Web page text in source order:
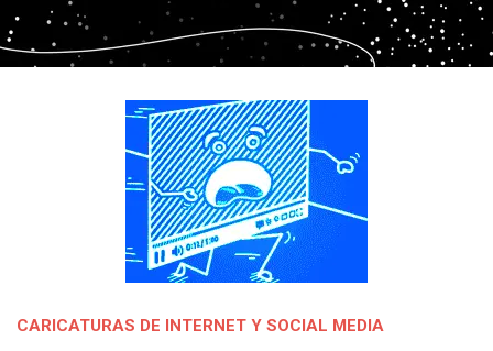
CARICATURAS DE INTERNET Y SOCIAL MEDIA